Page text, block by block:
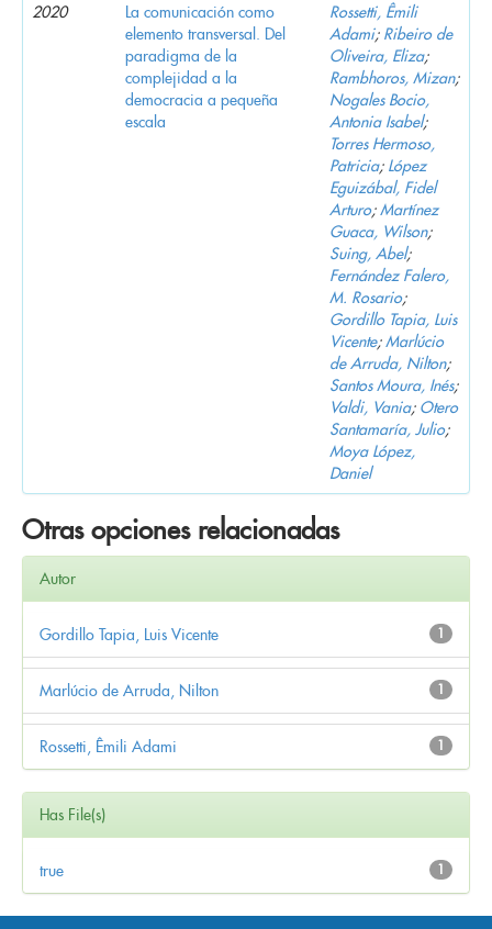
2020
La comunicación como
elemento transversal. Del
paradigma de la
complejidad a la
democracia a pequeña
escala
Rossetti, Êmili
Adami; Ribeiro de
Oliveira, Eliza;
Rambhoros, Mizan;
Nogales Bocio,
Antonia Isabel;
Torres Hermoso,
Patricia; López
Eguizábal, Fidel
Arturo;Martínez
Guaca, Wilson;
Suing, Abel;
Fernández Falero,
M. Rosario;
Gordillo Tapia, Luis
Vicente;Marlúcio
de Arruda, Nilton;
Santos Moura, Inés;
Valdi, Vania; Otero
Santamaría, Julio;
Moya López,
Daniel
Otras opciones relacionadas
Autor
1
Gordillo Tapia, Luis Vicente
1
Marlúcio de Arruda, Nilton
1
Rossetti, Êmili Adami
Has File(s)
1
true